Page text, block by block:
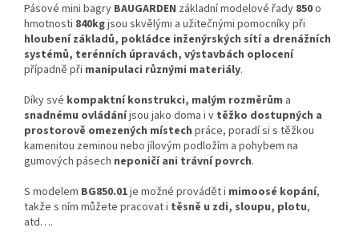
Pásové mini bagry BAUGARDEN základní modelové řady 850o
hmotnosti 840kgjsou skvělými a užitečnými pomocníky při
hloubení základů, pokládce inženýrských sítí a drenážních
systémů, terénních úpravách, výstavbách oplocení
případně při manipulaci různými materiály.
Díky své kompaktní konstrukci, malým rozměrům a
snadnému ovládáníjsou jako doma i v těžko dostupných a
prostorově omezených místech práce, poradí si s těžkou
kamenitou zeminou nebo jílovým podložím a pohybem na
gumových pásech neponičí ani trávní povrch.
S modelem BG850.01je možné provádět i mimoosé kopání,
takže s ním můžete pracovat i těsně u zdi, sloupu, plotu,
atd….